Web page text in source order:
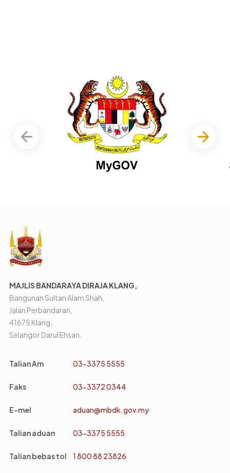
MAJLIS BANDARAYA DIRAJA KLANG,
Bangunan Sultan Alam Shah,
Jalan Perbandaran,
41675 Klang,
Selangor Darul Ehsan.
Talian Am 03-3375 5555
Faks 03-3372 0344
E-mel aduan@mbdk.gov.my
Talian aduan 03-3375 5555
Talian bebas tol 1 800 88 23826